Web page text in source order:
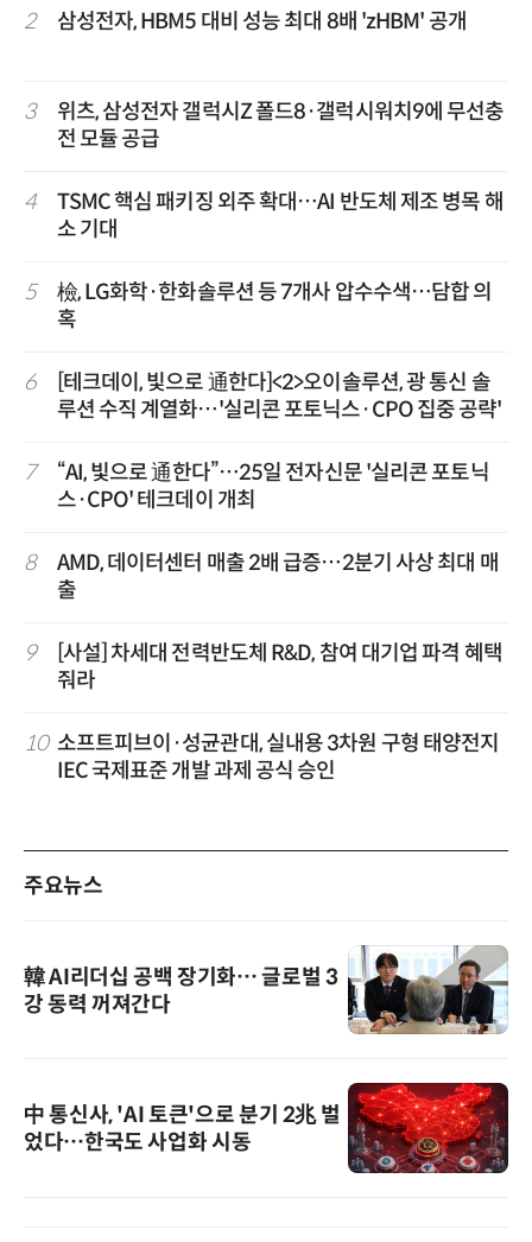
2 삼성전자, HBM5 대비 성능 최대 8배 'zHBM' 공개
3
위츠, 삼성전자 갤럭시Z 폴드8·갤럭시워치9에 무선충
전 모듈 공급
4
TSMC 핵심 패키징 외주 확대…AI 반도체 제조 병목 해
소 기대
5
檢, LG화학·한화솔루션 등 7개사 압수수색…담합 의
혹
6
[테크데이, 빛으로 通한다]<2>오이솔루션, 광 통신 솔
루션 수직 계열화…'실리콘 포토닉스·CPO 집중 공략'
7
“AI, 빛으로 通한다”…25일 전자신문 '실리콘 포토닉
스·CPO' 테크데이 개최
8
AMD, 데이터센터 매출 2배 급증…2분기 사상 최대 매
출
9
[사설] 차세대 전력반도체 R&D, 참여 대기업 파격 혜택
줘라
10 소프트피브이·성균관대, 실내용 3차원 구형 태양전지
IEC 국제표준 개발 과제 공식 승인
주요뉴스
韓 AI리더십 공백 장기화… 글로벌 3
강 동력 꺼져간다
中 통신사, 'AI 토큰'으로 분기 2兆 벌
었다…한국도 사업화 시동